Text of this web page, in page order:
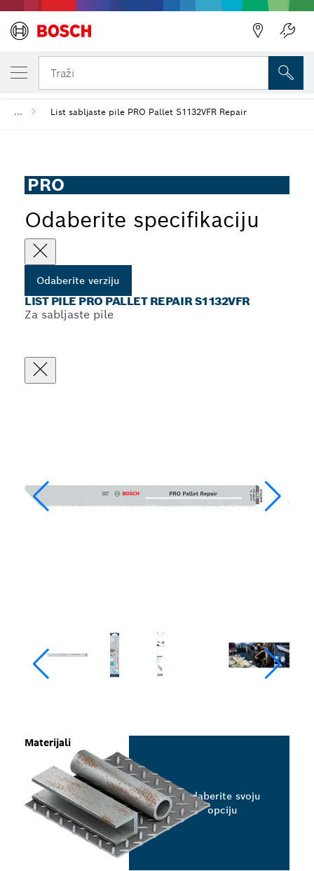
Traži
... List sabljaste pile PRO Pallet S1132VFR Repair
PRO
Odaberite specifikaciju
Odaberite verziju
LIST PILE PRO PALLET REPAIR S1132VFR
Za sabljaste pile
Materijali
Odaberite svoju
opciju
VAŠA ODABRANA VERZIJA
List pile PRO Pallet Repair S1132VFR